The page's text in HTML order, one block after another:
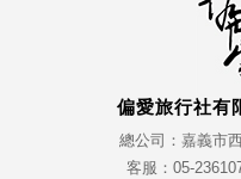
偏愛旅行社有
總公司：嘉義市
客服：05-